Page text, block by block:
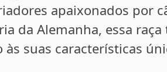
apaixonados por
da Alemanha, essa
suas características